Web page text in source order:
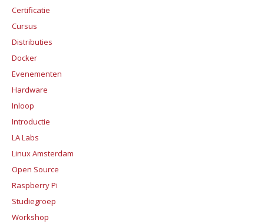
Certificatie
Cursus
Distributies
Docker
Evenementen
Hardware
Inloop
Introductie
LA Labs
Linux Amsterdam
Open Source
Raspberry Pi
Studiegroep
Workshop